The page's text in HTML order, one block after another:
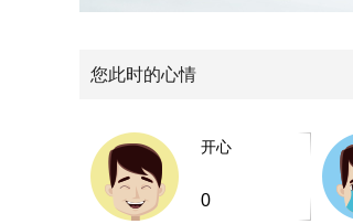
您此时的心情
开心
0